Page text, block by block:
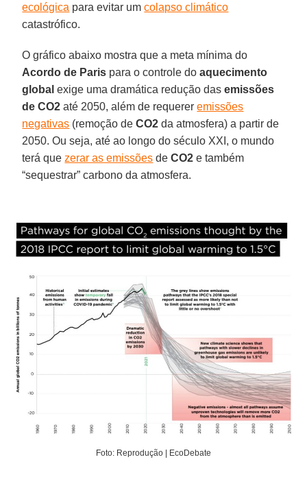
ecológica para evitar umcolapso climático
catastrófico.
O gráfico abaixo mostra que a meta mínima do
Acordo de Paris para o controle doaquecimento
global exige uma dramática redução dasemissões
de CO2 até 2050, além de requereremissões
negativas (remoção deCO2 da atmosfera) a partir de
2050. Ou seja, até ao longo do século XXI, o mundo
terá quezerar as emissões deCO2 e também
“sequestrar” carbono da atmosfera.
Foto: Reprodução | EcoDebate